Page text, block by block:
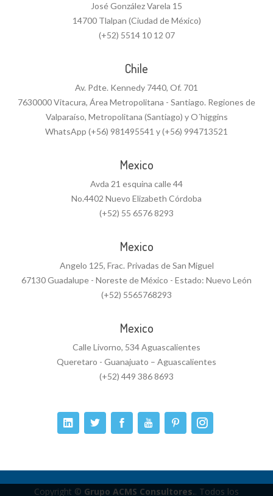
José González Varela 15
14700 Tlalpan (Ciudad de México)
(+52) 5514 10 12 07
Chile
Av. Pdte. Kennedy 7440, Of. 701
7630000 Vitacura, Área Metropolitana - Santiago. Regiones de
Valparaíso, Metropolitana (Santiago) y O´higgins
WhatsApp (+56) 981495541 y (+56) 994713521
Mexico
Avda 21 esquina calle 44
No.4402 Nuevo Elizabeth Córdoba
(+52) 55 6576 8293
Mexico
Angelo 125, Frac. Privadas de San Miguel
67130 Guadalupe - Noreste de México - Estado: Nuevo León
(+52) 5565768293
Mexico
Calle Livorno, 534 Aguascalientes
Queretaro - Guanajuato – Aguascalientes
(+52) 449 386 8693
Copyright © Grupo ACMS Consultores.. Todos los